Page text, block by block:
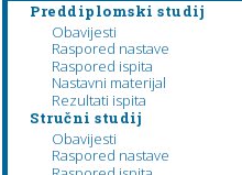
Preddiplomski studij
Obavijesti
Raspored nastave
Raspored ispita
Nastavni materijal
Rezultati ispita
Stručni studij
Obavijesti
Raspored nastave